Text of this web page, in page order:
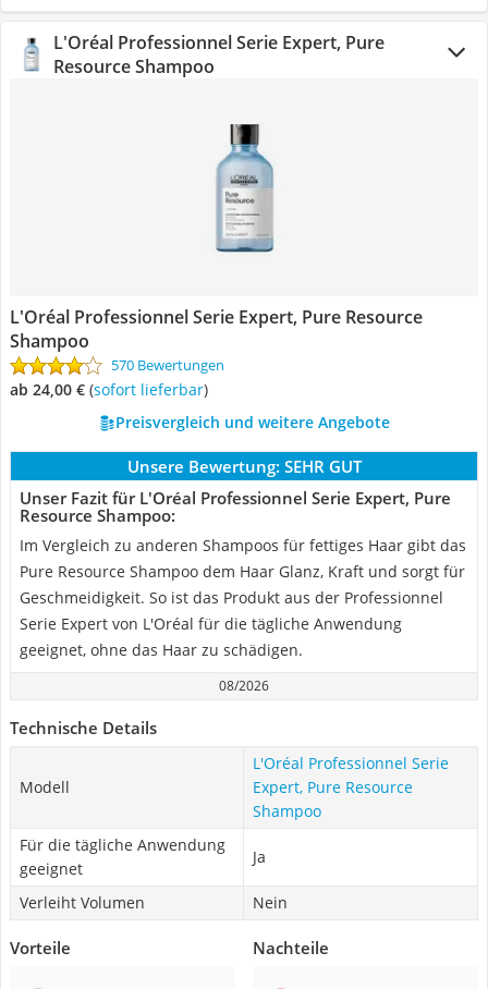
L'Oréal Professionnel Serie Expert, Pure
Resource Shampoo
L'Oréal Professionnel Serie Expert, Pure Resource
Shampoo
570 Bewertungen
ab 24,00 € ( Sofort lieferbar)
Preisvergleich und weitere Angebote
Unsere Bewertung: SEHR GUT
Unser Fazit für L'Oréal Professionnel Serie Expert, Pure
Resource Shampoo:
Im Vergleich zu anderen Shampoos für fettiges Haar gibt das
Pure Resource Shampoo dem Haar Glanz, Kraft und sorgt für
Geschmeidigkeit. So ist das Produkt aus der Professionnel
Serie Expert von L'Oréal für die tägliche Anwendung
geeignet, ohne das Haar zu schädigen.
08/2026
Technische Details
Modell
L'Oréal Professionnel Serie
Expert, Pure Resource
Shampoo
Für die tägliche Anwendung
geeignet
Ja
Verleiht Volumen Nein
Vorteile Nachteile